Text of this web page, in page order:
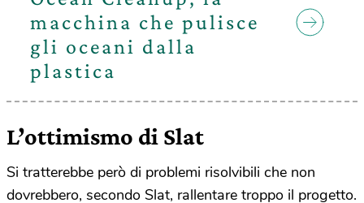
macchina che pulisce
gli oceani dalla
plastica
L’ottimismo di Slat
Si tratterebbe però di problemi risolvibili che non
dovrebbero, secondo Slat, rallentare troppo il progetto.